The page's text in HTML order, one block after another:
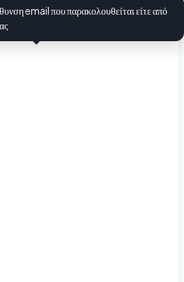
email που παρακολουθείται είτε από